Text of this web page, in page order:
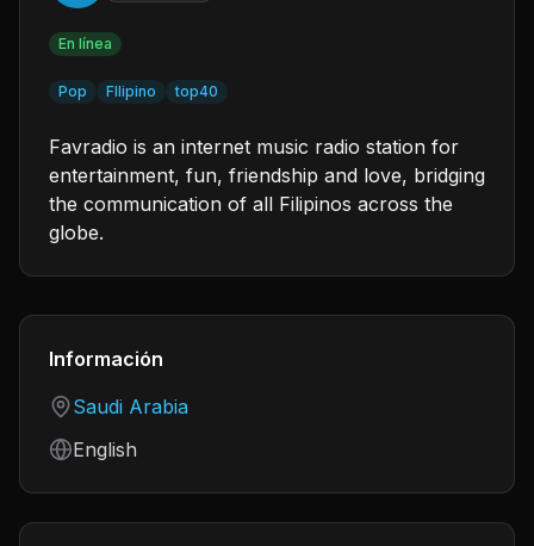
En línea
Pop FIlipino top40
Favradio is an internet music radio station for
entertainment, fun, friendship and love, bridging
the communication of all Filipinos across the
globe.
Información
Country
Saudi Arabia
Language
English